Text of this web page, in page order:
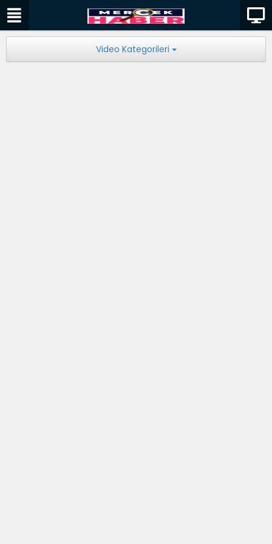
Video Kategorileri